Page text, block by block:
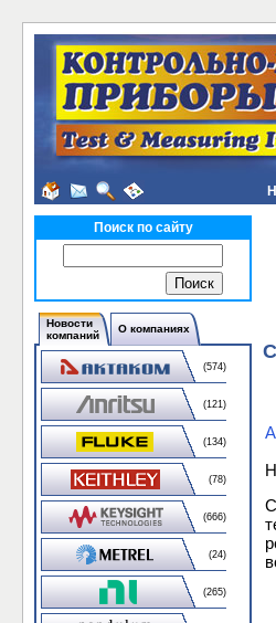
Поиск по сайту
Новости
компаний
О компаниях
(574)
(121)
(134)
(78)
(666)
(24)
(265)